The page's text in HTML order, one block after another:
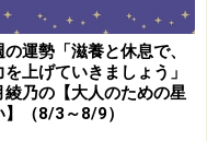
の運勢「滋養と休息で、
を上げていきましょう」
綾乃の【大人のための星
】（8/3～8/9）